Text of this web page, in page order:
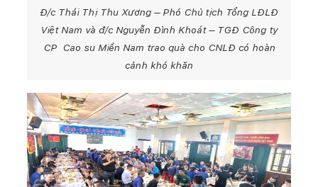
Đ/c Thái Thị Thu Xương – Phó Chủ tịch Tổng LĐLĐ
Việt Nam và đ/c Nguyễn Đình Khoát – TGĐ Công ty
CP Cao su Miền Nam trao quà cho CNLĐ có hoàn
cảnh khó khăn